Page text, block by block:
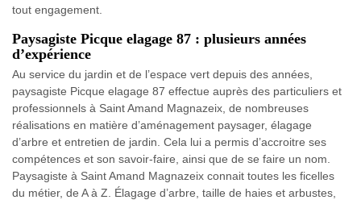
tout engagement.
Paysagiste Picque elagage 87 : plusieurs années
d’expérience
Au service du jardin et de l’espace vert depuis des années,
paysagiste Picque elagage 87 effectue auprès des particuliers et
professionnels à Saint Amand Magnazeix, de nombreuses
réalisations en matière d’aménagement paysager, élagage
d’arbre et entretien de jardin. Cela lui a permis d’accroitre ses
compétences et son savoir-faire, ainsi que de se faire un nom.
Paysagiste à Saint Amand Magnazeix connait toutes les ficelles
du métier, de A à Z. Élagage d’arbre, taille de haies et arbustes,